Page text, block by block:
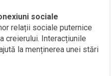
sociale
relații sociale puternice
creierului. Interacțiunile
la menținerea unei stări